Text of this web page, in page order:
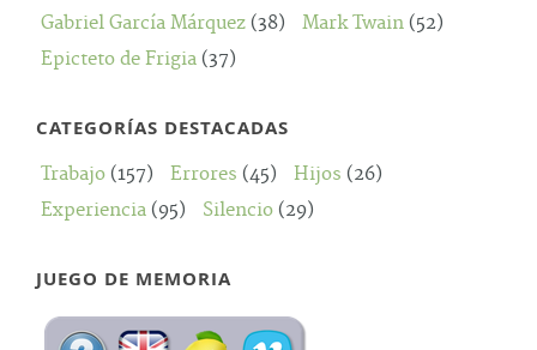
Gabriel García Márquez (38) Mark Twain (52)
Epicteto de Frigia (37)
CATEGORÍAS DESTACADAS
Trabajo (157) Errores (45) Hijos (26)
Experiencia (95) Silencio (29)
JUEGO DE MEMORIA